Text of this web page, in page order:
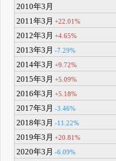
2010年3月
2011年3月 +22.01%
2012年3月 +4.65%
2013年3月 -7.29%
2014年3月 +9.72%
2015年3月 +5.09%
2016年3月 +5.18%
2017年3月 -3.46%
2018年3月 -11.22%
2019年3月 +20.81%
2020年3月 -6.09%